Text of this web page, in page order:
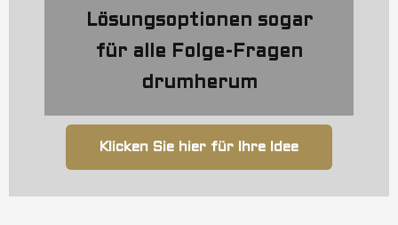
Lösungsoptionen sogar
für alle Folge-Fragen
drumherum
Klicken Sie hier für Ihre Idee